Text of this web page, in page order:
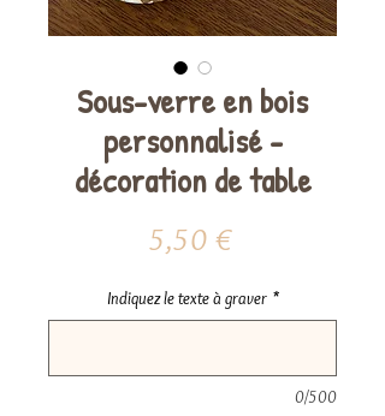
Sous-verre en bois
personnalisé -
décoration de table
5,50 €Prix
Indiquez le texte à graver *
0/500